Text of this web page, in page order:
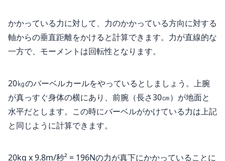
かかっている力に対して、力のかかっている方向に対する
軸からの垂直距離をかけると計算できます。力が直線的な
一方で、モーメントは回転性となります。
20㎏のバーベルカールをやっているとしましょう。上腕
が真っすぐ身体の横にあり、前腕（長さ30㎝）が地面と
水平だとします。この時にバーベルがかけている力は上記
と同じように計算できます。
20kg x 9.8m/秒² = 196Nの力が真下にかかっていることに